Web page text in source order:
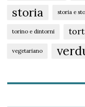
storia storia e
torino e dintorni
vegetariano